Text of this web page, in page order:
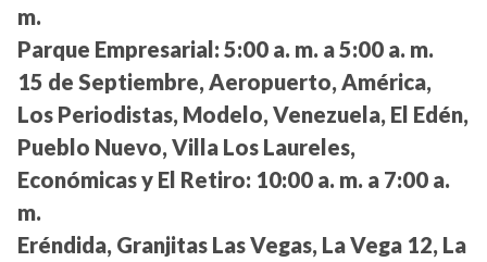
m.
Parque Empresarial: 5:00 a. m. a 5:00 a. m.
15 de Septiembre, Aeropuerto, América,
Los Periodistas, Modelo, Venezuela, El Edén,
Pueblo Nuevo, Villa Los Laureles,
Económicas y El Retiro: 10:00 a. m. a 7:00 a.
m.
Eréndida, Granjitas Las Vegas, La Vega 12, La